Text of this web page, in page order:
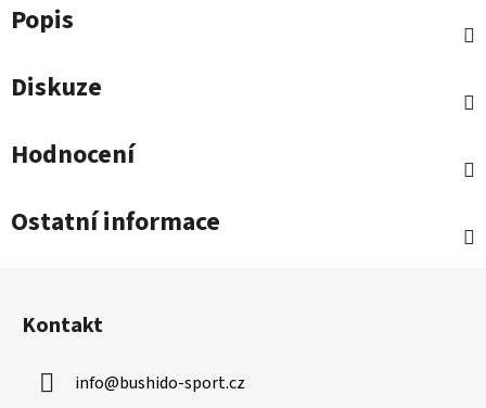
Popis
Diskuze
Hodnocení
Ostatní informace
Kontakt
info@bushido-sport.cz